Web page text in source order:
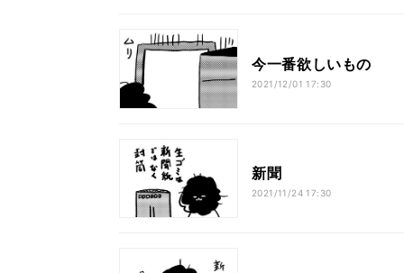
今一番欲しいもの
2021/12/01 17:30
新聞
2021/11/24 17:30